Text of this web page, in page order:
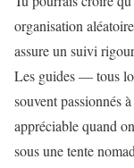
organisation
assure un suivi
Les guides — tous
souvent passionnés
appréciable quand
sous une tente